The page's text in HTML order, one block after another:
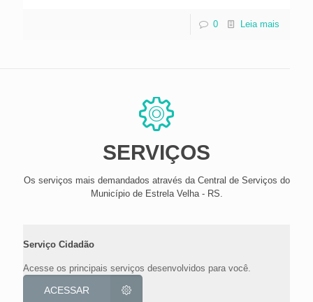
0 Leia mais
SERVIÇOS
Os serviços mais demandados através da Central de Serviços do
Município de Estrela Velha - RS.
Serviço Cidadão
Acesse os principais serviços desenvolvidos para você.
ACESSAR